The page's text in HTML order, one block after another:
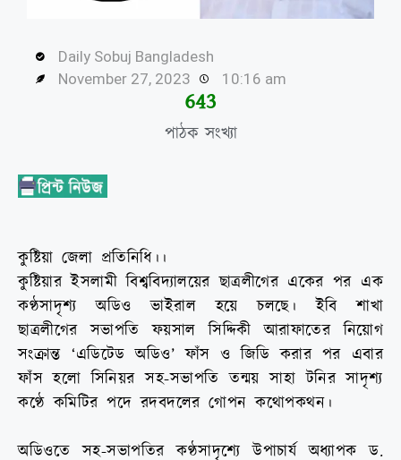
Daily Sobuj Bangladesh
November 27, 2023
10:16 am
পাঠক সংখ্যা
644
কুষ্টিয়া জেলা প্রতিনিধি।।
কুষ্টিয়ার ইসলামী বিশ্ববিদ্যালয়ের ছাত্রলীগের একের পর এক
কণ্ঠসাদৃশ্য অডিও ভাইরাল হয়ে চলছে। ইবি শাখা
ছাত্রলীগের সভাপতি ফয়সাল সিদ্দিকী আরাফাতের নিয়োগ
সংক্রান্ত ‘এডিটেড অডিও’ ফাঁস ও জিডি করার পর এবার
ফাঁস হলো সিনিয়র সহ-সভাপতি তন্ময় সাহা টনির সাদৃশ্য
কণ্ঠে কমিটির পদে রদবদলের গোপন কথোপকথন।
অডিওতে সহ-সভাপতির কণ্ঠসাদৃশ্যে উপাচার্য অধ্যাপক ড.